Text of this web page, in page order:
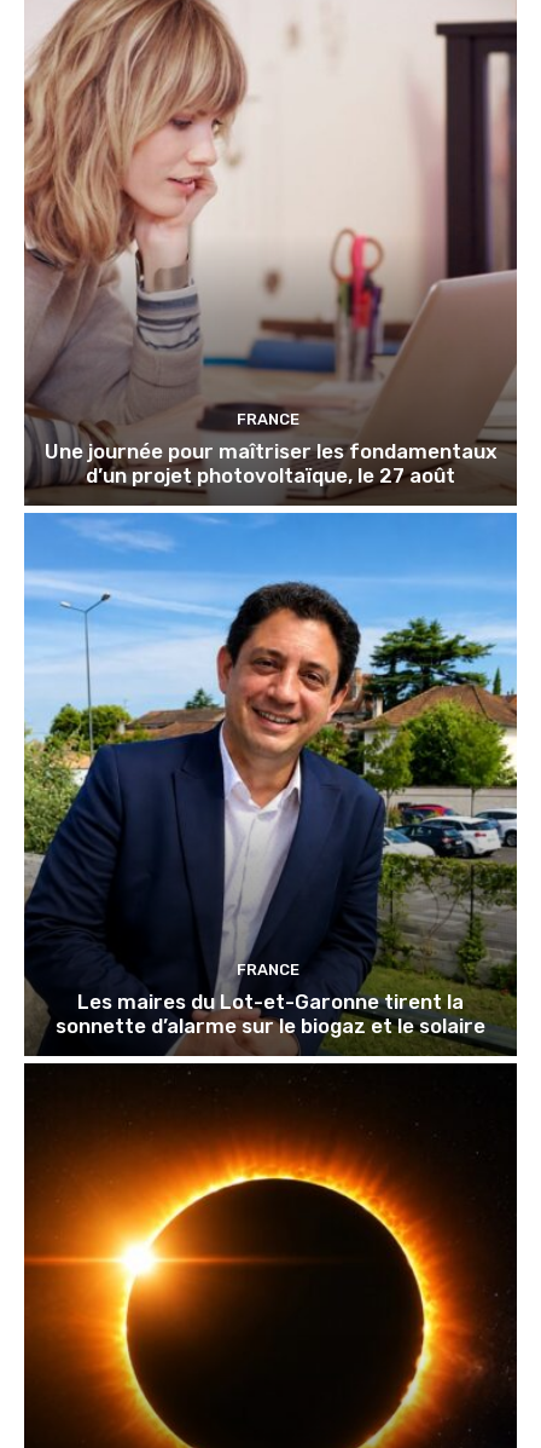
FRANCE
Une journée pour maîtriser les fondamentaux
d’un projet photovoltaïque, le 27 août
FRANCE
Les maires du Lot-et-Garonne tirent la
sonnette d’alarme sur le biogaz et le solaire